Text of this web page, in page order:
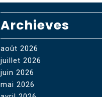
Archieves
août 2026
juillet 2026
juin 2026
mai 2026